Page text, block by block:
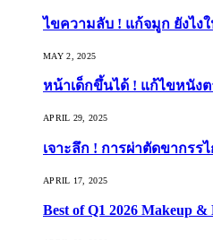
ไขความลับ ! แก้จมูก ยังไง
MAY 2, 2025
หน้าเด็กขึ้นได้ ! แก้ไขหนัง
APRIL 29, 2025
เจาะลึก ! การผ่าตัดขากร
APRIL 17, 2025
Best of Q1 2026 Makeup